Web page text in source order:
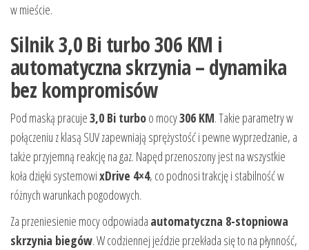
w mieście.
Silnik 3,0 Bi turbo 306 KM i
automatyczna skrzynia – dynamika
bez kompromisów
Pod maską pracuje3,0 Bi turboo mocy306 KM. Takie parametry w
połączeniu z klasą SUV zapewniają sprężystość i pewne wyprzedzanie, a
także przyjemną reakcję na gaz. Napęd przenoszony jest na wszystkie
koła dzięki systemowixDrive 4×4, co podnosi trakcję i stabilność w
różnych warunkach pogodowych.
Za przeniesienie mocy odpowiada automatyczna 8-stopniowa
skrzynia biegów. W codziennej jeździe przekłada się to na płynność,